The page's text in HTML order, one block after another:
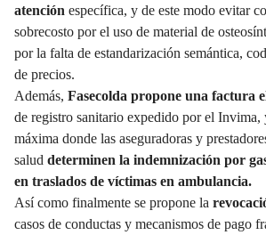
atención específica, y de este modo evitar
sobrecosto por el uso de material de
por la falta de estandarización semántica,
de precios.
Además, Fasecolda propone una factura
de registro sanitario expedido por el Invima,
máxima donde las aseguradoras y
salud determinen la indemnización por
en traslados de víctimas en ambulancia.
Así como finalmente se propone la
casos de conductas y mecanismos de pago